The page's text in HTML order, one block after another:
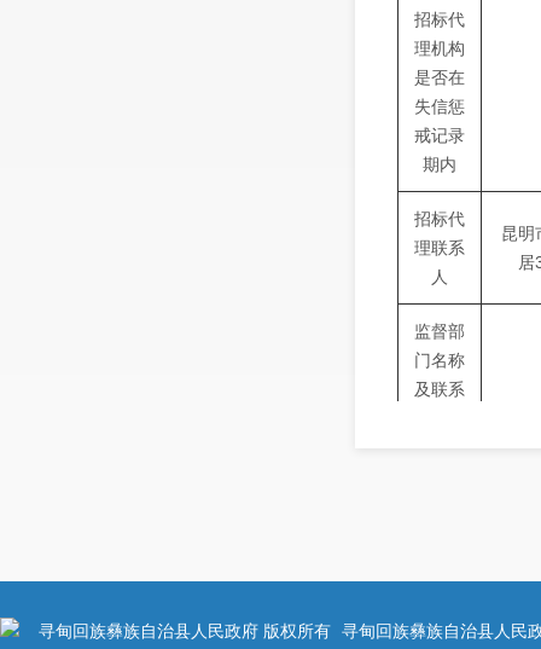
招标代
理机构
是否在
失信惩
戒记录
期内
招标代
理联系
人
昆明
居
监督部
门名称
及联系
开标时
寻甸回族彝族自治县人民政府 版权所有 寻甸回族彝族自治县人民